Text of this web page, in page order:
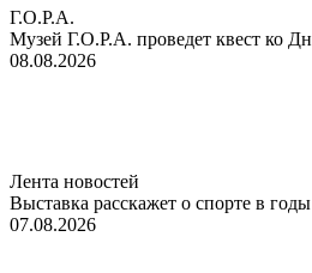
Г.О.Р.А.
Музей Г.О.Р.А. проведет квест ко
08.08.2026
Лента новостей
Выставка расскажет о спорте в
07.08.2026